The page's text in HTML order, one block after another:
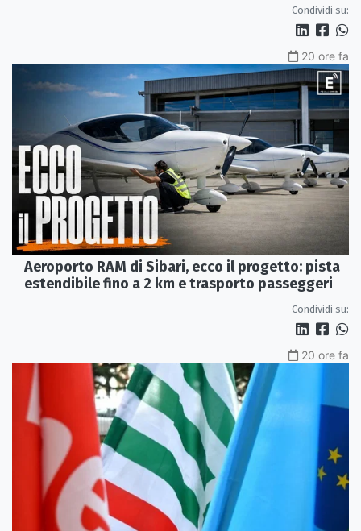
Condividi su:
20 ore fa
Aeroporto RAM di Sibari, ecco il progetto: pista
estendibile fino a 2 km e trasporto passeggeri
Condividi su:
20 ore fa